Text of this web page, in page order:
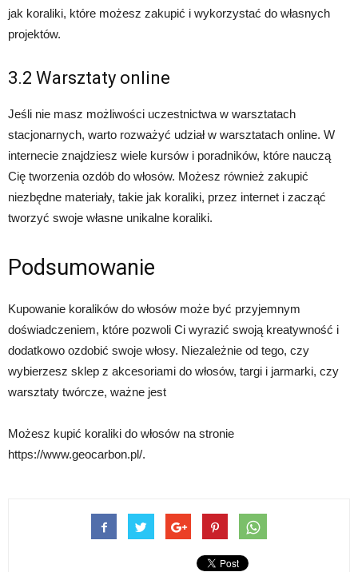
jak koraliki, które możesz zakupić i wykorzystać do własnych
projektów.
3.2 Warsztaty online
Jeśli nie masz możliwości uczestnictwa w warsztatach
stacjonarnych, warto rozważyć udział w warsztatach online. W
internecie znajdziesz wiele kursów i poradników, które nauczą
Cię tworzenia ozdób do włosów. Możesz również zakupić
niezbędne materiały, takie jak koraliki, przez internet i zacząć
tworzyć swoje własne unikalne koraliki.
Podsumowanie
Kupowanie koralików do włosów może być przyjemnym
doświadczeniem, które pozwoli Ci wyrazić swoją kreatywność i
dodatkowo ozdobić swoje włosy. Niezależnie od tego, czy
wybierzesz sklep z akcesoriami do włosów, targi i jarmarki, czy
warsztaty twórcze, ważne jest
Możesz kupić koraliki do włosów na stronie
https://www.geocarbon.pl/.